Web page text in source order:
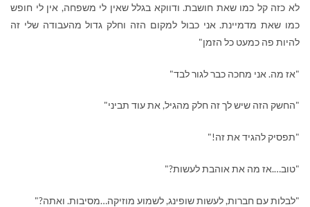
לא כזה קל כמו שאת חושבת. ודווקא בגלל שאין לי משפחה, אין לי חופש
כמו שאת מדמיינת. אני כבול למקום הזה וחלק גדול מהעבודה שלי זה
להיות פה כמעט כל הזמן"
"אז מה. אני מחכה כבר לגור לבד"
"החשק הזה שיש לך זה חלק מהגיל, את עוד תביני"
"תפסיק להגיד את זה!"
"טוב….אז מה את אוהבת לעשות?"
"לבלות עם חברות, לעשות שופינג, לשמוע מוזיקה…מסיבות. ואתה?"